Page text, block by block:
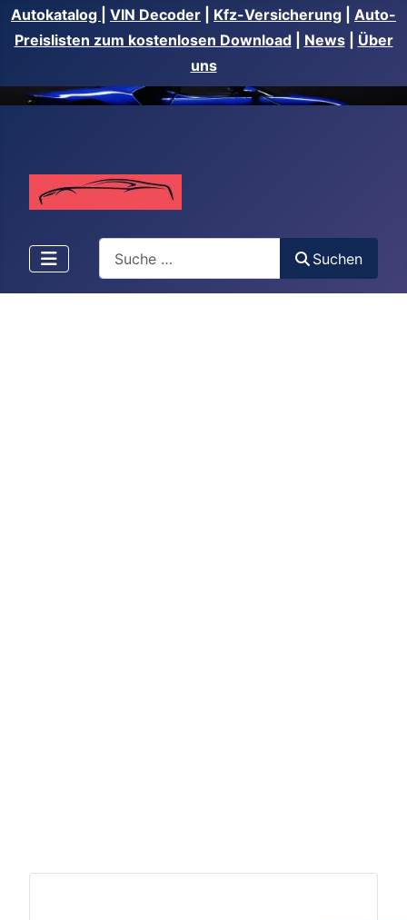
Autokatalog VIN Decoder Kfz-Versicherung
Auto-
Preislisten zum kostenlosen Download| News| Über
uns
Suchen